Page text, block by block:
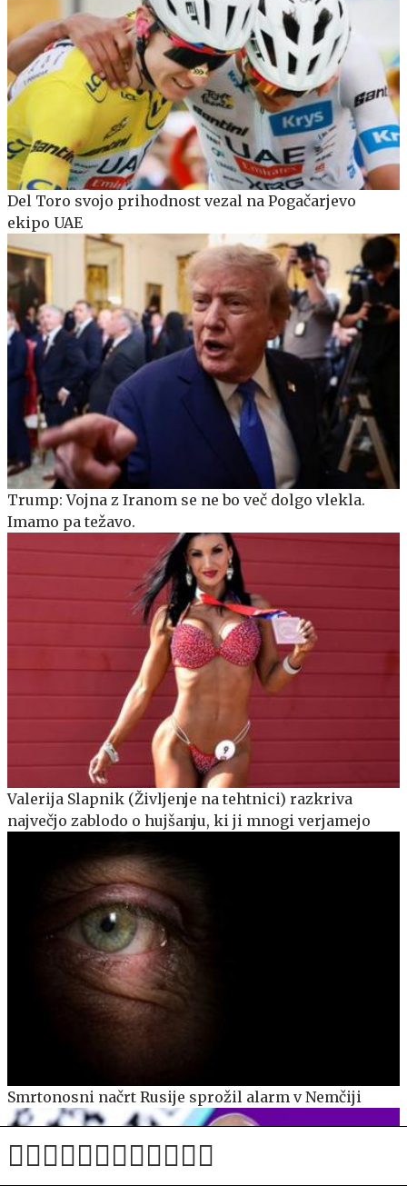
Del Toro svojo prihodnost vezal na Pogačarjevo
ekipo UAE
Trump: Vojna z Iranom se ne bo več dolgo vlekla.
Imamo pa težavo.
Valerija Slapnik (Življenje na tehtnici) razkriva
največjo zablodo o hujšanju, ki ji mnogi verjamejo
Smrtonosni načrt Rusije sprožil alarm v Nemčiji